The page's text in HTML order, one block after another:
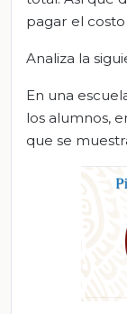
pagar el costo
Analiza la
En una
los alumnos,
que se